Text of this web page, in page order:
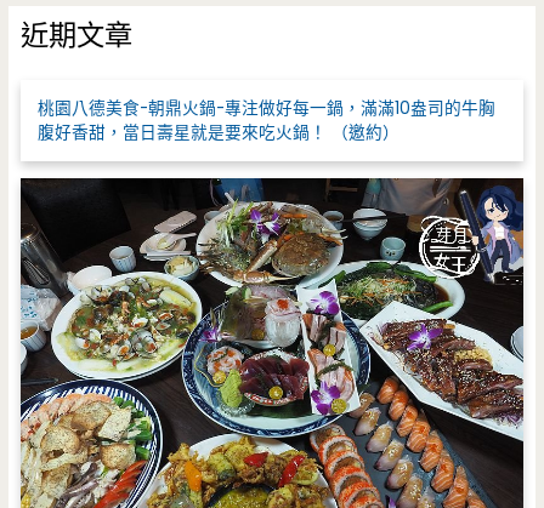
鍵
字
近期文章
桃園八德美食-朝鼎火鍋-專注做好每一鍋，滿滿10盎司的牛胸
腹好香甜，當日壽星就是要來吃火鍋！ （邀約）